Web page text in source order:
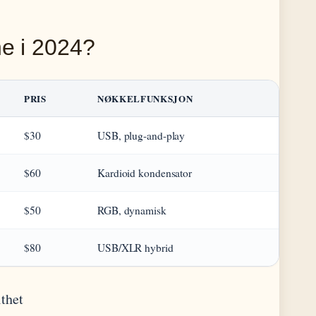
i 2024?
PRIS NØKKELFUNKSJON
$30 USB, plug-and-play
$60 Kardioid kondensator
$50 RGB, dynamisk
$80 USB/XLR hybrid